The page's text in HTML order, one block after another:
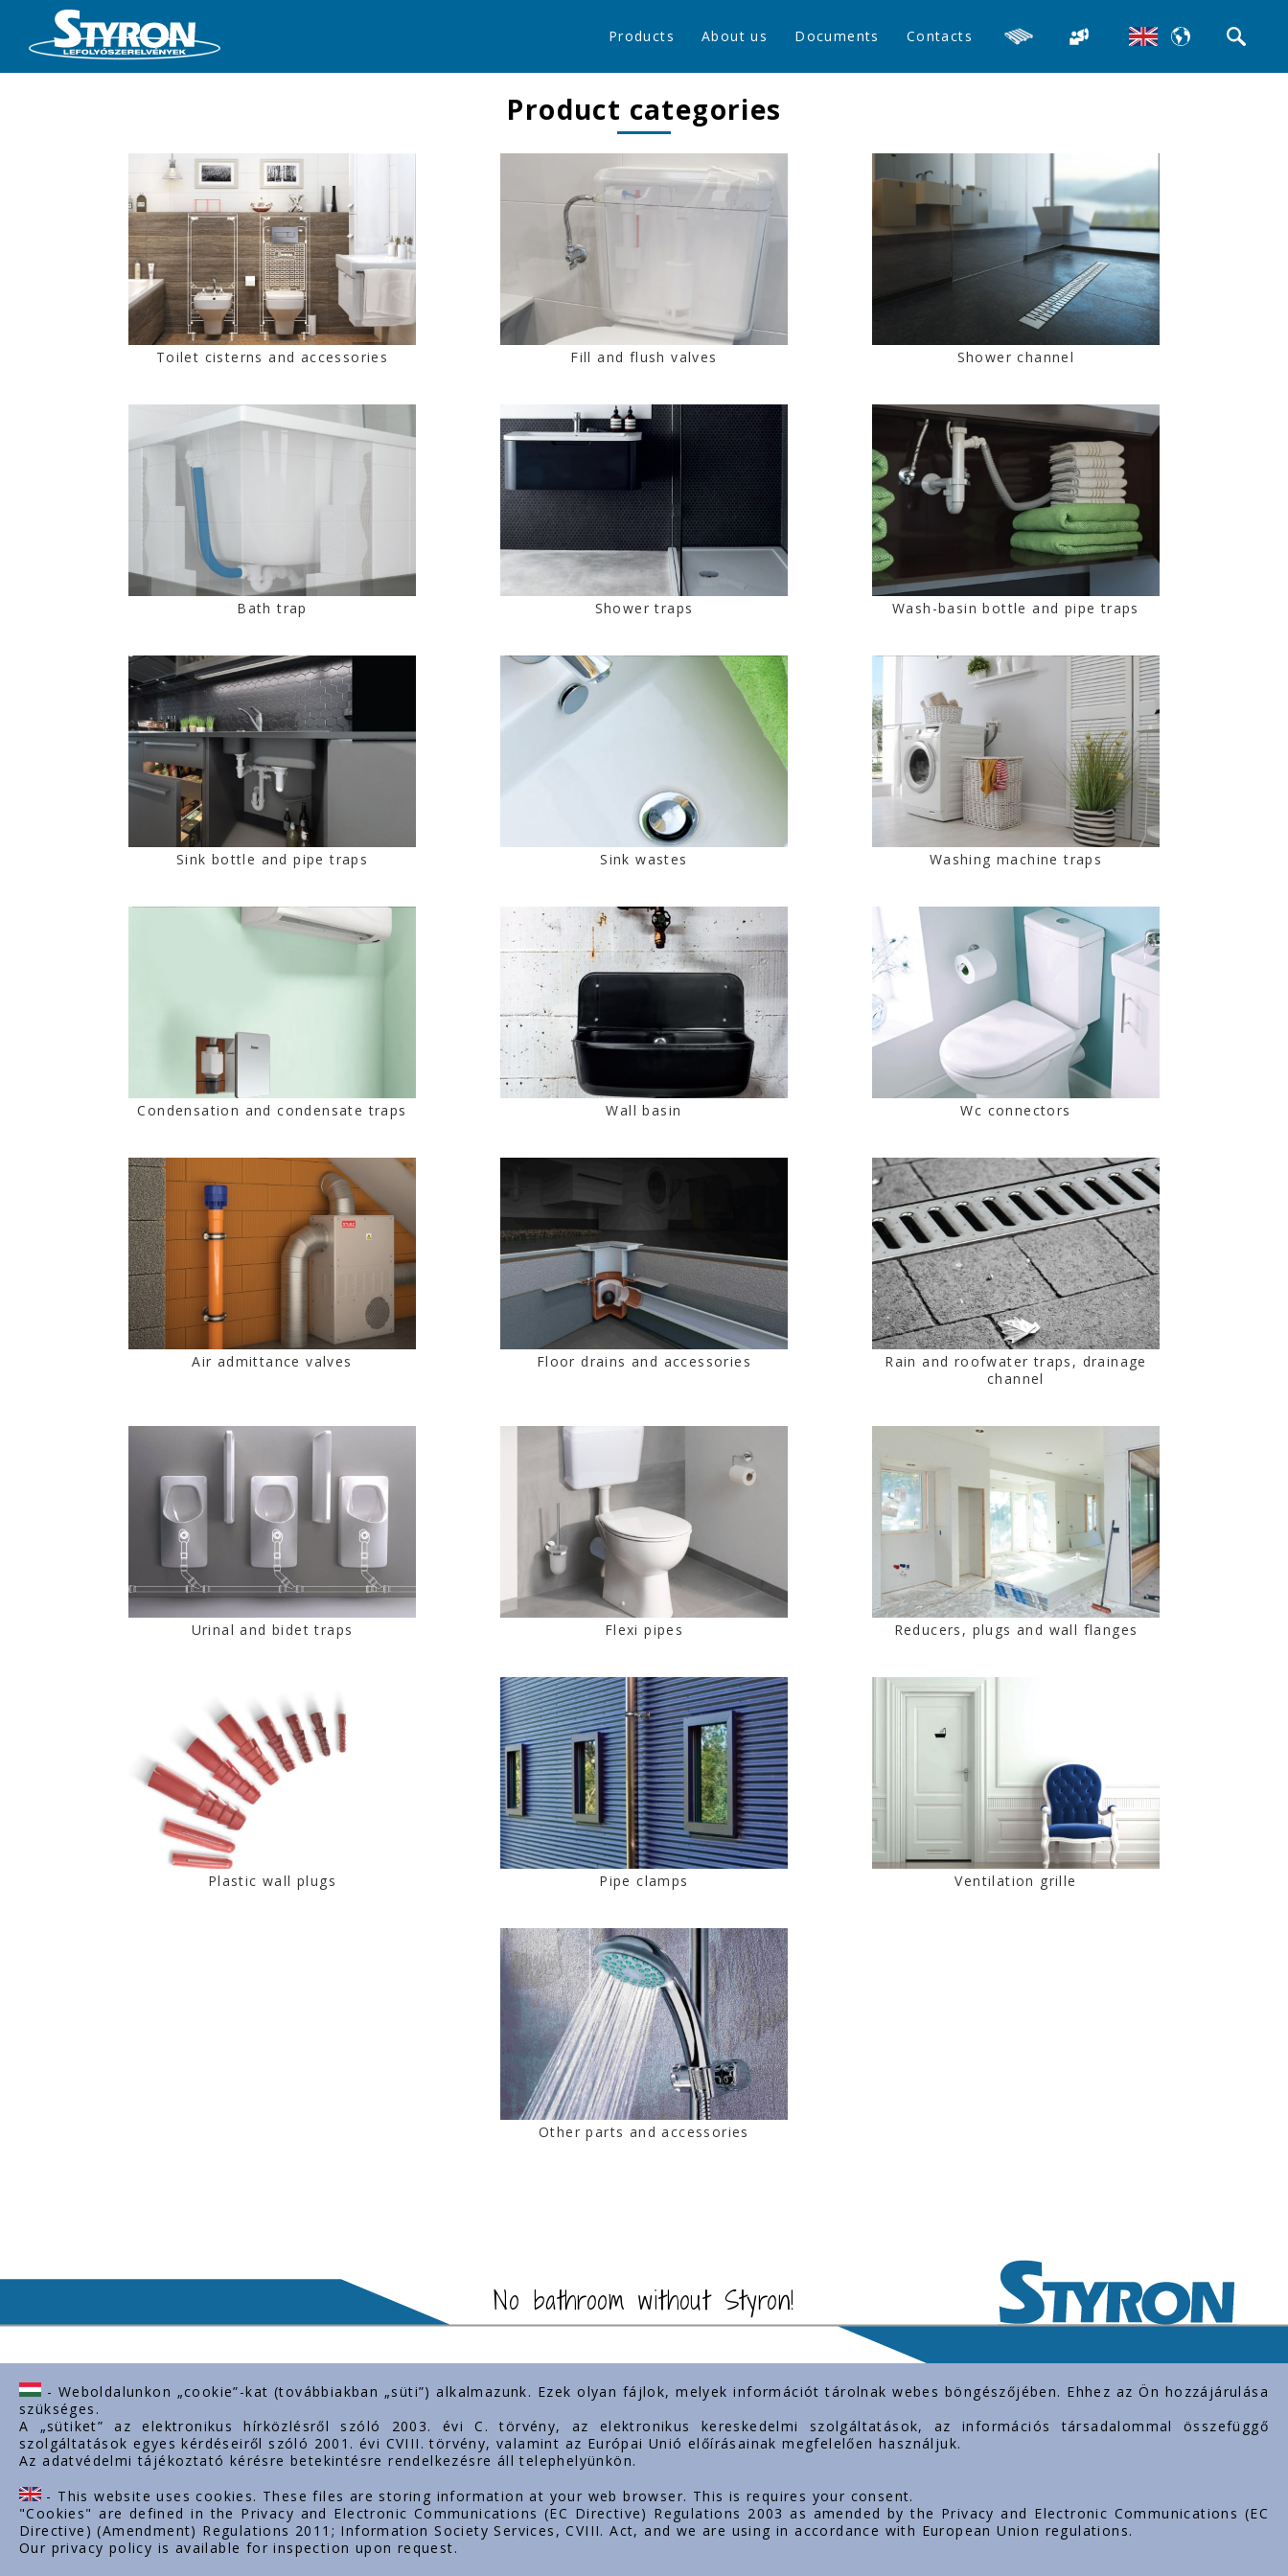
Products About us Documents Contacts
Product categories
Toilet cisterns and accessories Fill and flush valves Shower channel
Bath trap Shower traps Wash-basin bottle and pipe traps
Sink bottle and pipe traps Sink wastes Washing machine traps
Condensation and condensate traps Wall basin Wc connectors
Air admittance valves Floor drains and accessories
Rain and roofwater traps, drainage
channel
Urinal and bidet traps Flexi pipes Reducers, plugs and wall flanges
Plastic wall plugs Pipe clamps Ventilation grille
Other parts and accessories
No bathroom without Styron!
Contact us
H-2243 Kóka, Zsámboki út Ipartelep
hrsz. 0139/12.
ertekesites@styron.hu
export@styron.hu
Important links
About us
Documents
Career
Our presence
- Weboldalunkon „cookie”-kat (továbbiakban „süti”) alkalmazunk. Ezek olyan fájlok, melyek információt tárolnak webes böngészőjében. Ehhez az Ön hozzájárulása
szükséges.
A „sütiket” az elektronikus hírközlésről szóló 2003. évi C. törvény, az elektronikus kereskedelmi szolgáltatások, az információs társadalommal összefüggő
szolgáltatások egyes kérdéseiről szóló 2001. évi CVIII. törvény, valamint az Európai Unió előírásainak megfelelően használjuk.
Az adatvédelmi tájékoztató kérésre betekintésre rendelkezésre áll telephelyünkön.
- This website uses cookies. These files are storing information at your web browser. This is requires your consent.
"Cookies" are defined in the Privacy and Electronic Communications (EC Directive) Regulations 2003 as amended by the Privacy and Electronic Communications (EC
Directive) (Amendment) Regulations 2011; Information Society Services, CVIII. Act, and we are using in accordance with European Union regulations.
Our privacy policy is available for inspection upon request.